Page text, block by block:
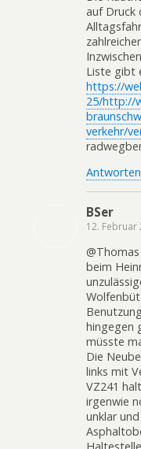
auf Druck
Liste gibt
https://
25/http://
verkehr/
Antworten
BSer
12. Februar
beim
hingegen
müsste
Die
links mit
VZ241
irgenwie
unklar